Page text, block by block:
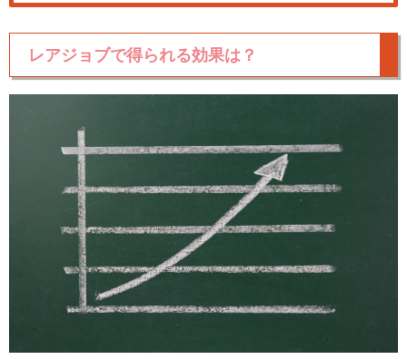
レアジョブで得られる効果は？